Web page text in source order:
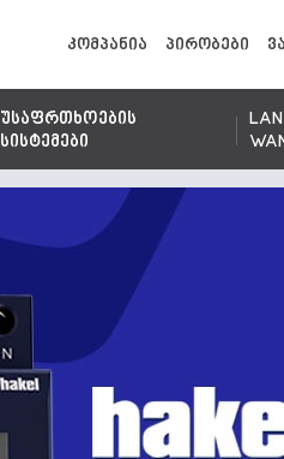
კომპანია პირობები
უსაფრთხოების
სისტემები